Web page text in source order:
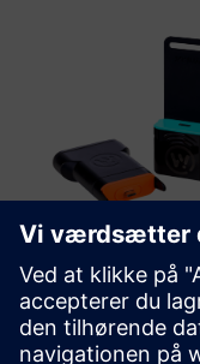
WiTTRA
En række Click-On-
tilgængelige, hvilket